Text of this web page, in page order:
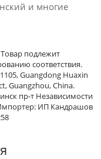
и многие
подлежит
соответствия.
Guangdong Huaxin
Guangzhou, China.
пр-т Независимости
Импортер: ИП Кандрашов